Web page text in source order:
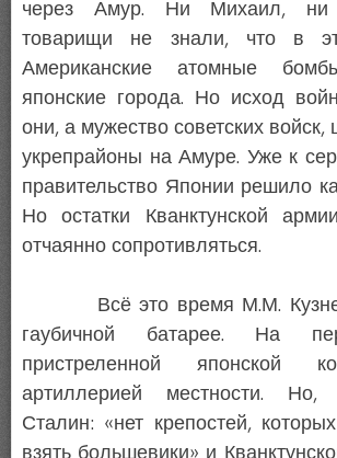
через Амур. Ни Михаил, ни
товарищи не знали, что в
Американские атомные
японские города. Но исход
они, а мужество советских
укрепрайоны на Амуре. Уже к
правительство Японии решило
Но остатки Кванктунской
отчаянно сопротивляться.
Всё это время М.М.
гаубичной батарее. На
пристреленной японской
артиллерией местности. Но,
Сталин: «нет крепостей,
взять большевики» и